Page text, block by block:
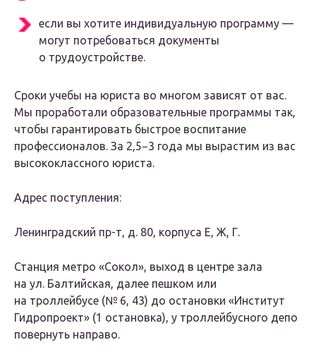
если вы хотите индивидуальную программу —
могут потребоваться документы
о трудоустройстве.
Сроки учебы на юриста во многом зависят от вас.
Мы проработали образовательные программы так,
чтобы гарантировать быстрое воспитание
профессионалов. За 2,5−3 года мы вырастим из вас
высококлассного юриста.
Адрес поступления:
Ленинградский пр-т, д. 80, корпуса Е, Ж, Г.
Станция метро «Сокол», выход в центре зала
на ул. Балтийская, далее пешком или
на троллейбусе (№ 6, 43) до остановки «Институт
Гидропроект» (1 остановка), у троллейбусного депо
повернуть направо.